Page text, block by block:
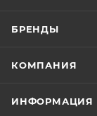
БРЕНДЫ
КОМПАНИЯ
ИНФОРМАЦИЯ